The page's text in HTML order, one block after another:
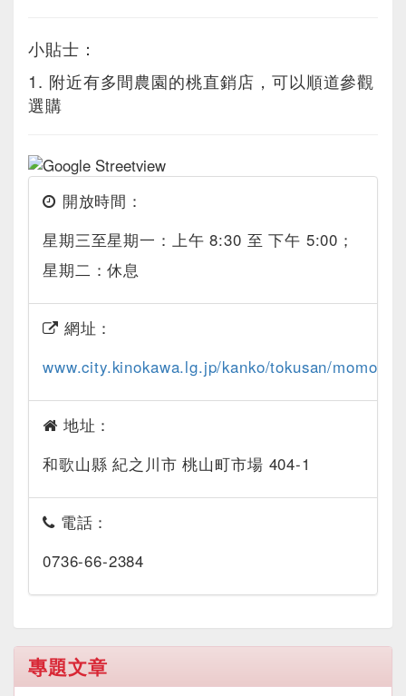
小貼士：
1. 附近有多間農園的桃直銷店，可以順道參觀
選購
開放時間：
星期三至星期一：上午 8:30 至 下午 5:00；
星期二：休息
網址：
www.city.kinokawa.lg.jp/kanko/tokusan/
地址：
和歌山縣 紀之川市 桃山町市場 404-1
電話：
0736-66-2384
專題文章